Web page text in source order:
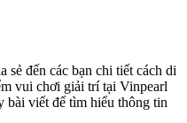
đến các bạn chi tiết cách di
vui chơi giải trí tại Vinpearl
bài viết để tìm hiểu thông tin